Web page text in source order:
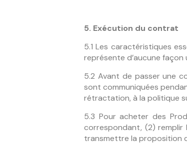
5. Exécution du contrat
5.1 Les caractéristiques
représente d’aucune façon
5.2 Avant de passer une
sont communiquées
rétractation, à la politique
5.3 Pour acheter des
correspondant, (2) remplir
transmettre la proposition